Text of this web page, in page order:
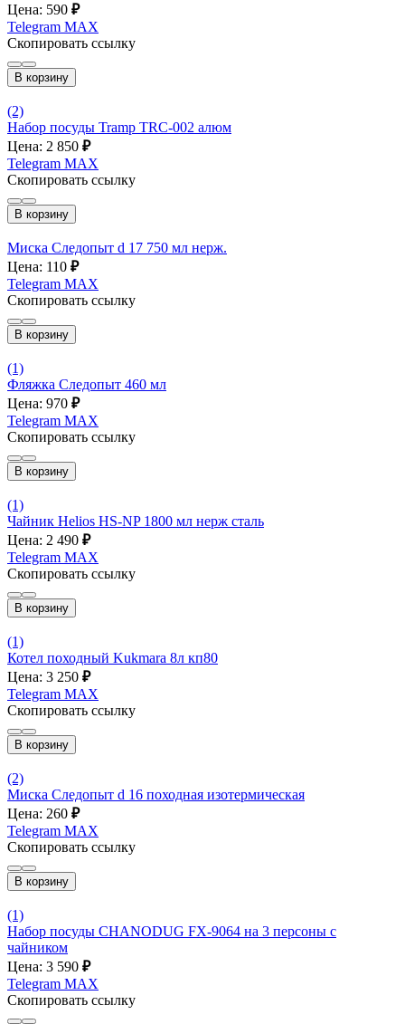
Цена: 590 ₽
Telegram MAX
Скопировать ссылку
В корзину
(2)
Набор посуды Tramp TRC-002 алюм
Цена: 2 850 ₽
Telegram MAX
Скопировать ссылку
В корзину
Миска Следопыт d 17 750 мл нерж.
Цена: 110 ₽
Telegram MAX
Скопировать ссылку
В корзину
(1)
Фляжка Следопыт 460 мл
Цена: 970 ₽
Telegram MAX
Скопировать ссылку
В корзину
(1)
Чайник Helios HS-NP 1800 мл нерж сталь
Цена: 2 490 ₽
Telegram MAX
Скопировать ссылку
В корзину
(1)
Котел походный Kukmara 8л кп80
Цена: 3 250 ₽
Telegram MAX
Скопировать ссылку
В корзину
(2)
Миска Следопыт d 16 походная изотермическая
Цена: 260 ₽
Telegram MAX
Скопировать ссылку
В корзину
(1)
Набор посуды CHANODUG FX-9064 на 3 персоны с
чайником
Цена: 3 590 ₽
Telegram MAX
Скопировать ссылку